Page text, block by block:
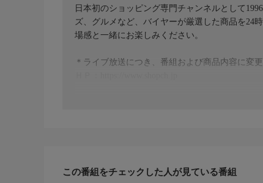
日本初のショッピング専門チャンネルとして
ズ、グルメなど、バイヤーが厳選した商品を24
場感と一緒にお楽しみください。
＊ライブ放送につき、番組および商品内容に変
この番組をチェックした人が見ている番組